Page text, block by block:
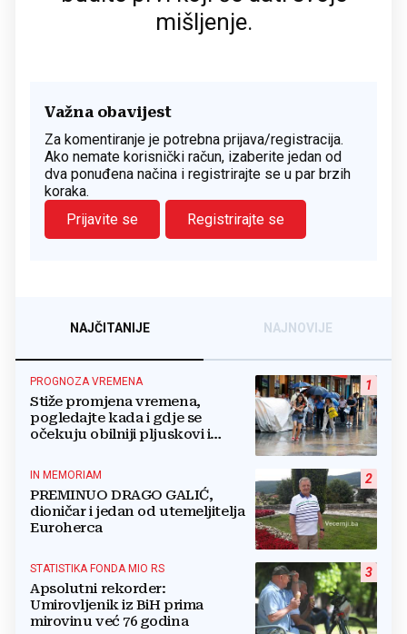
mišljenje.
Važna obavijest
Za komentiranje je potrebna prijava/registracija.
Ako nemate korisnički račun, izaberite jedan od
dva ponuđena načina i registrirajte se u par brzih
koraka.
Prijavite se
Registrirajte se
NAJČITANIJE NAJNOVIJE
1
PROGNOZA VREMENA
Stiže promjena vremena,
pogledajte kada i gdje se
očekuju obilniji pljuskovi i
2
IN MEMORIAM
PREMINUO DRAGO GALIĆ,
dioničar i jedan od utemeljitelja
Euroherca
3
STATISTIKA FONDA MIO RS
Apsolutni rekorder:
Umirovljenik iz BiH prima
mirovinu već 76 godina